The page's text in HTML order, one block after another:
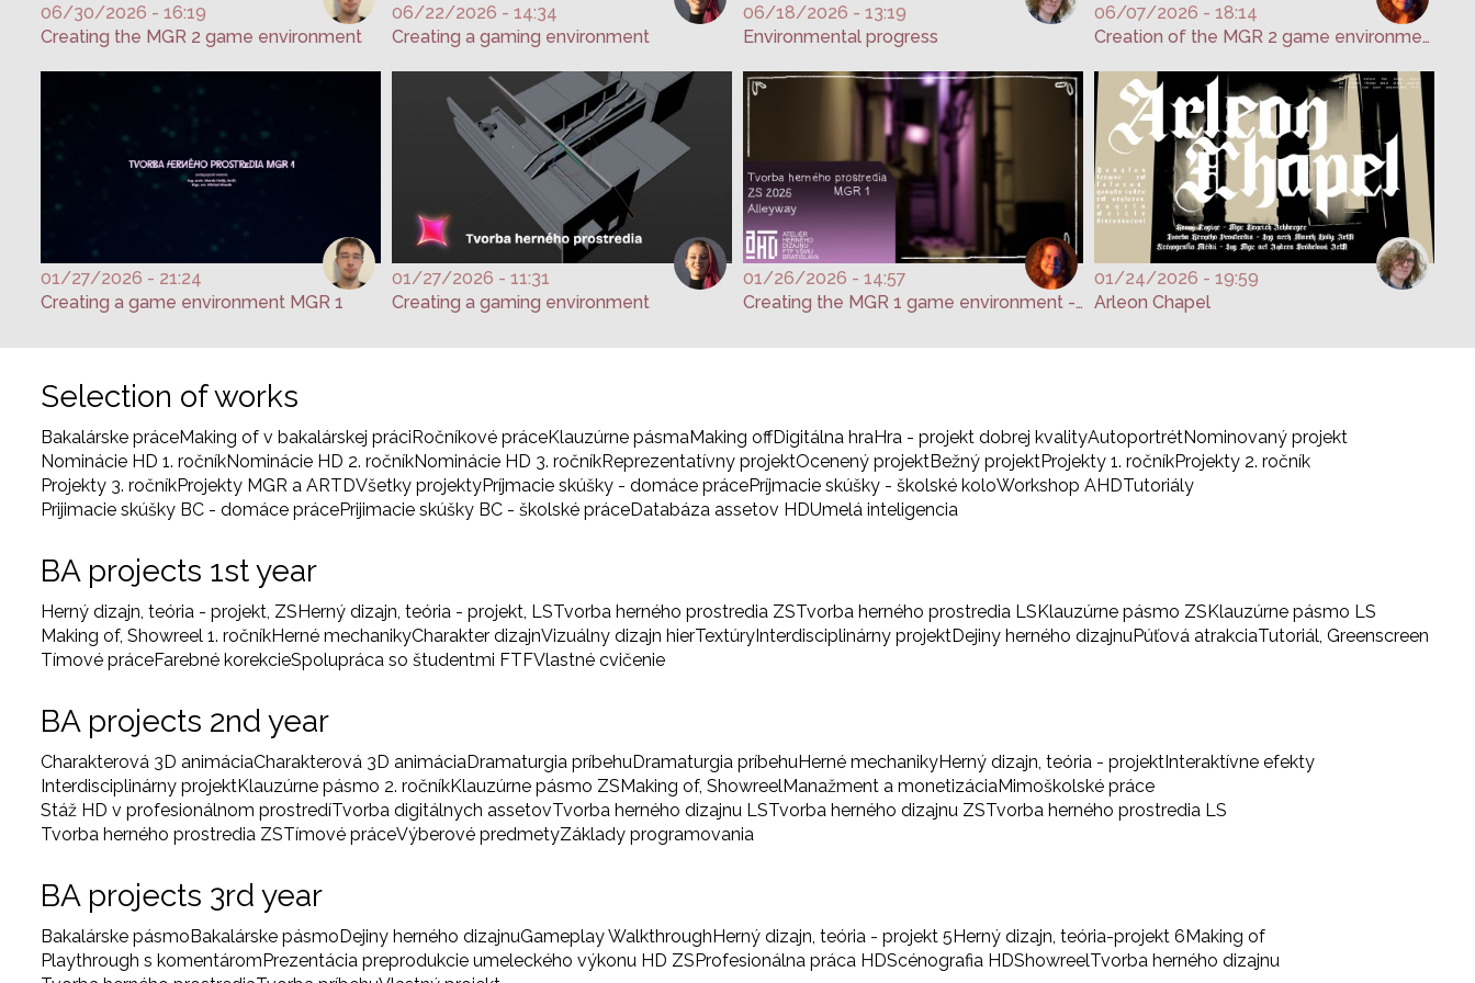
06/30/2026 - 16:19
Creating the MGR 2 game environment
06/22/2026 - 14:34
Creating a gaming environment
06/18/2026 - 13:19
Environmental progress
06/07/2026 - 18:14
Creation of the MGR 2 game environment - Nikola Pangelová
01/27/2026 - 21:24
Creating a game environment MGR 1
01/27/2026 - 11:31
Creating a gaming environment
01/26/2026 - 14:57
Creating the MGR 1 game environment - Nikola Pangelová
01/24/2026 - 19:59
Arleon Chapel
Selection of works
Bakalárske práceMaking of v bakalárskej práciRočníkové práceKlauzúrne pásmaMaking offDigitálna hraHra - projekt dobrej kvalityAutoportrétNominovaný projekt
Nominácie HD 1. ročníkNominácie HD 2. ročníkNominácie HD 3. ročníkReprezentatívny projektOcenený projektBežný projektProjekty 1. ročníkProjekty 2. ročník
Projekty 3. ročníkProjekty MGR a ARTDVšetky projektyPríjmacie skúšky - domáce prácePríjmacie skúšky - školské koloWorkshop AHDTutoriály
Prijimacie skúšky BC - domáce prácePrijimacie skúšky BC - školské práceDatabáza assetov HDUmelá inteligencia
BA projects 1st year
Herný dizajn, teória - projekt, ZSHerný dizajn, teória - projekt, LSTvorba herného prostredia ZSTvorba herného prostredia LSKlauzúrne pásmo ZSKlauzúrne pásmo LS
Making of, Showreel 1. ročníkHerné mechanikyCharakter dizajnVizuálny dizajn hierTextúryInterdisciplinárny projektDejiny herného dizajnuPúťová atrakciaTutoriál, Greenscreen
Tímové práceFarebné korekcieSpolupráca so študentmi FTFVlastné cvičenie
BA projects 2nd year
Charakterová 3D animáciaCharakterová 3D animáciaDramaturgia príbehuDramaturgia príbehuHerné mechanikyHerný dizajn, teória - projektInteraktívne efekty
Interdisciplinárny projektKlauzúrne pásmo 2. ročníkKlauzúrne pásmo ZSMaking of, ShowreelManažment a monetizáciaMimoškolské práce
Stáž HD v profesionálnom prostredíTvorba digitálnych assetovTvorba herného dizajnu LSTvorba herného dizajnu ZSTvorba herného prostredia LS
Tvorba herného prostredia ZSTímové práceVýberové predmetyZáklady programovania
BA projects 3rd year
Bakalárske pásmoBakalárske pásmoDejiny herného dizajnuGameplay WalkthroughHerný dizajn, teória - projekt 5Herný dizajn, teória-projekt 6Making of
Playthrough s komentáromPrezentácia preprodukcie umeleckého výkonu HD ZSProfesionálna práca HDScénografia HDShowreelTvorba herného dizajnu